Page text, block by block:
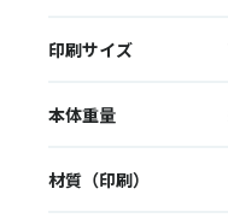
印刷サイズ
本体重量
材質（印刷）